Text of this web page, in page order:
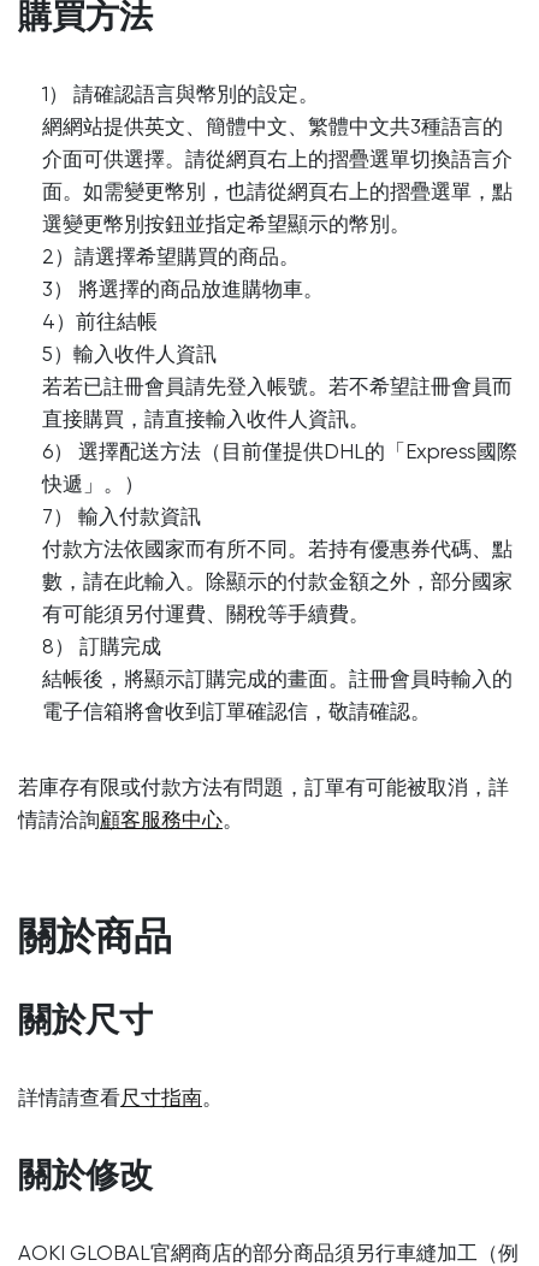
購買方法
1） 請確認語言與幣別的設定。
網網站提供英文、簡體中文、繁體中文共3種語言的
介面可供選擇。請從網頁右上的摺疊選單切換語言介
面。如需變更幣別，也請從網頁右上的摺疊選單，點
選變更幣別按鈕並指定希望顯示的幣別。
2）請選擇希望購買的商品。
3） 將選擇的商品放進購物車。
4）前往結帳
5）輸入收件人資訊
若若已註冊會員請先登入帳號。若不希望註冊會員而
直接購買，請直接輸入收件人資訊。
6） 選擇配送方法（目前僅提供DHL的「Express國際
快遞」。）
7） 輸入付款資訊
付款方法依國家而有所不同。若持有優惠券代碼、點
數，請在此輸入。除顯示的付款金額之外，部分國家
有可能須另付運費、關稅等手續費。
8） 訂購完成
結帳後，將顯示訂購完成的畫面。註冊會員時輸入的
電子信箱將會收到訂單確認信，敬請確認。
若庫存有限或付款方法有問題，訂單有可能被取消，詳
情請洽詢顧客服務中心。
關於商品
關於尺寸
詳情請查看尺寸指南。
關於修改
AOKI GLOBAL官網商店的部分商品須另行車縫加工（例